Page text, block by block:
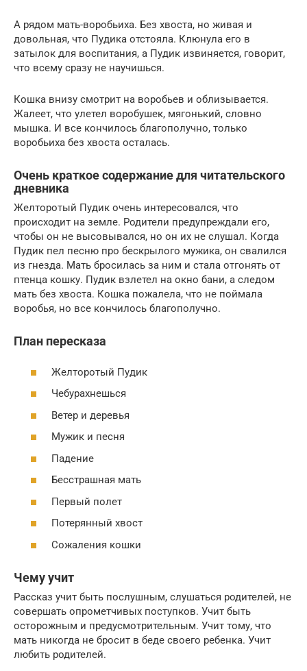
А рядом мать-воробьиха. Без хвоста, но живая и
довольная, что Пудика отстояла. Клюнула его в
затылок для воспитания, а Пудик извиняется, говорит,
что всему сразу не научишься.
Кошка внизу смотрит на воробьев и облизывается.
Жалеет, что улетел воробушек, мягонький, словно
мышка. И все кончилось благополучно, только
воробьиха без хвоста осталась.
Очень краткое содержание для читательского
дневника
Желторотый Пудик очень интересовался, что
происходит на земле. Родители предупреждали его,
чтобы он не высовывался, но он их не слушал. Когда
Пудик пел песню про бескрылого мужика, он свалился
из гнезда. Мать бросилась за ним и стала отгонять от
птенца кошку. Пудик взлетел на окно бани, а следом
мать без хвоста. Кошка пожалела, что не поймала
воробья, но все кончилось благополучно.
План пересказа
Желторотый Пудик
Чебурахнешься
Ветер и деревья
Мужик и песня
Падение
Бесстрашная мать
Первый полет
Потерянный хвост
Сожаления кошки
Чему учит
Рассказ учит быть послушным, слушаться родителей, не
совершать опрометчивых поступков. Учит быть
осторожным и предусмотрительным. Учит тому, что
мать никогда не бросит в беде своего ребенка. Учит
любить родителей.